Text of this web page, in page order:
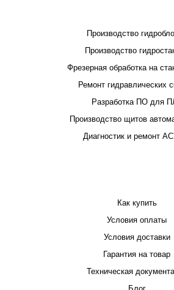
Производство
Производство
Фрезерная обработка на
Ремонт гидравлических
Разработка ПО для
Производство щитов
Диагностик и ремонт
Как купить
Условия оплаты
Условия доставки
Гарантия на товар
Техническая